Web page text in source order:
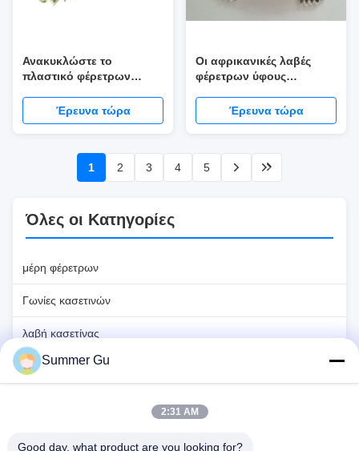
Ανακυκλώστε το
πλαστικό φέρετρων
Eruopean τυποποιημένο
για το τμήμα κασετινών
Έρευνα τώρα
Οι αφρικανικές λαβές
φέρετρων ύφους
επιφάνεια κασετινών
διακοσμούν
Έρευνα τώρα
1 2 3 4 5
Όλες οι Κατηγορίες
μέρη φέρετρων
Γωνίες κασετινών
λαβή κασετίνας
Πλαστικές λαβές φέρετρων
Summer Gu
2:31 AM
Good day, what product are you looking for?